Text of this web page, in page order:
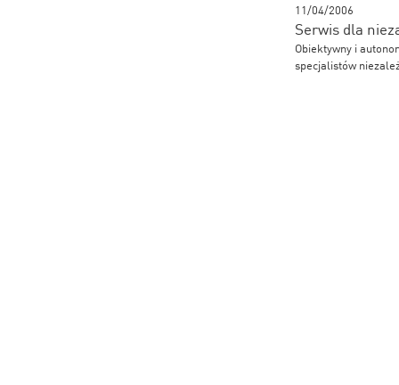
11/04/2006
Serwis dla
Obiektywny i
specjalistów